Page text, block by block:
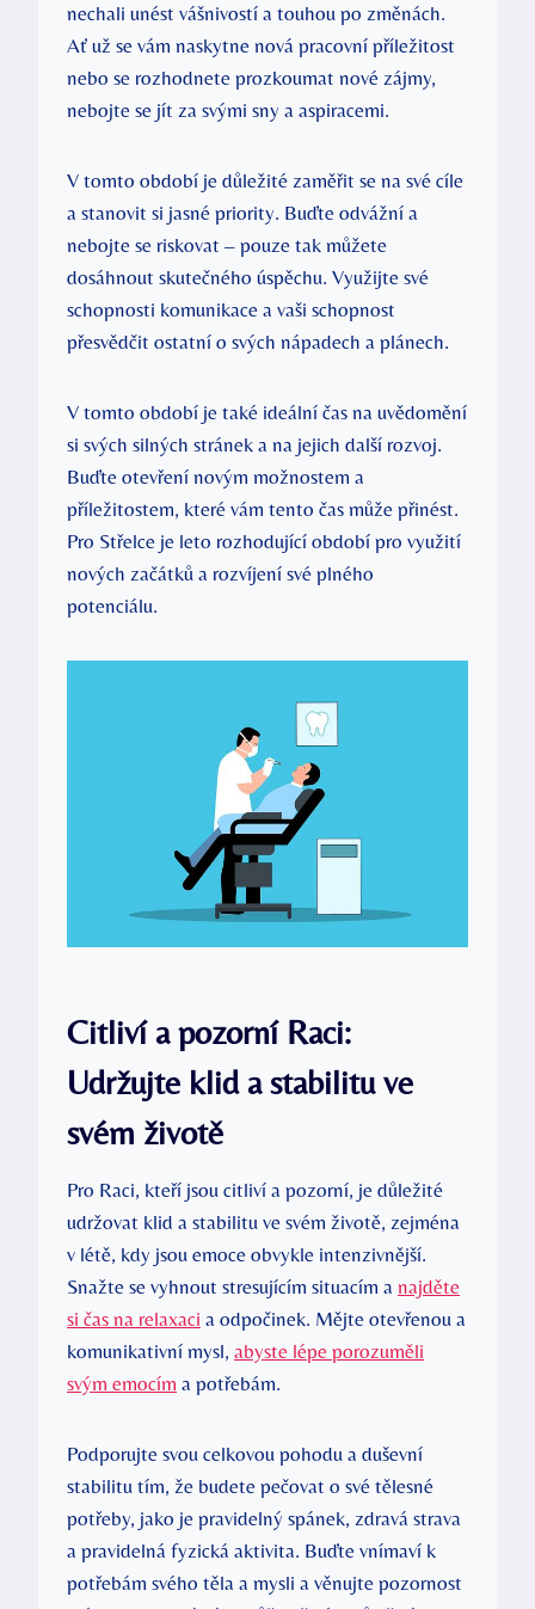
nechali unést vášnivostí a touhou po změnách.
Ať už se vám naskytne nová pracovní příležitost
nebo se rozhodnete prozkoumat nové zájmy,
nebojte se jít za svými sny a aspiracemi.
V tomto období je důležité zaměřit se na své cíle
a stanovit si jasné priority. Buďte odvážní a
nebojte se riskovat – pouze tak můžete
dosáhnout skutečného úspěchu. Využijte své
schopnosti komunikace a vaši schopnost
přesvědčit ostatní o svých nápadech a plánech.
V tomto období je také ideální čas na uvědomění
si svých silných stránek a na jejich další rozvoj.
Buďte otevření novým možnostem a
příležitostem, které vám tento čas může přinést.
Pro Střelce je leto rozhodující období pro využití
nových začátků a rozvíjení své plného
potenciálu.
Citliví a pozorní Raci:
Udržujte klid a stabilitu ve
svém životě
Pro Raci, kteří jsou citliví a pozorní, je důležité
udržovat klid a stabilitu ve svém životě, zejména
v létě, kdy jsou emoce obvykle intenzivnější.
Snažte se vyhnout stresujícím situacím a najděte
si čas na relaxaci a odpočinek. Mějte otevřenou a
komunikativní mysl, abyste lépe porozuměli
svým emocím a potřebám.
Podporujte svou celkovou pohodu a duševní
stabilitu tím, že budete pečovat o své tělesné
potřeby, jako je pravidelný spánek, zdravá strava
a pravidelná fyzická aktivita. Buďte vnímaví k
potřebám svého těla a mysli a věnujte pozornost